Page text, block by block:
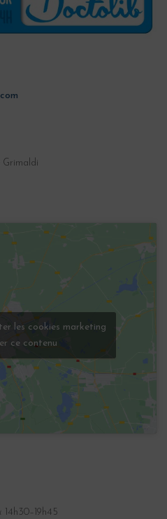
Grimaldi
les cookies marketing
ce contenu
14h30–19h45